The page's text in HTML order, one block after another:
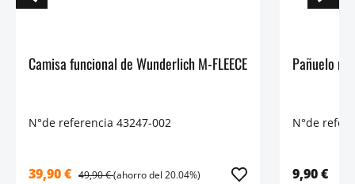
Camisa funcional de Wunderlich M-FLEECE
N°de referencia 43247-002
39,90 € 49,90 €(ahorro del 20.04%)
N°de
9,90 €